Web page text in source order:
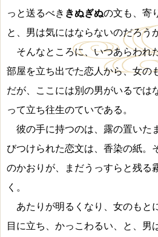
っと送るべき きぬぎぬの文も、寄
と、男は気にはならないのだろう
そんなところに、いつあらわれ
部屋を立ち出でた恋人から、女の
だが、ここには別の男がいるでは
って立ち往生のていである。
彼の手に持つのは、露の置いた
びつけられた恋文は、香染の紙。
のかおりが、まだうっすらと残る
く。
あたりが明るくなり、女のもと
目に立ち、かっこわるい、と、男